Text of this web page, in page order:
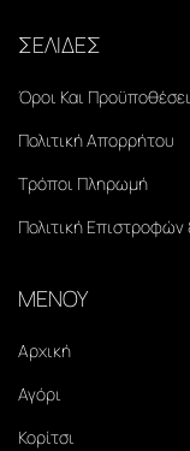
ΣΕΛΙΔΕΣ
Όροι Και
Πολιτική Απορρήτου
Τρόποι Πληρωμή
Πολιτική
ΜΕΝΟΥ
Αρχική
Αγόρι
Κορίτσι